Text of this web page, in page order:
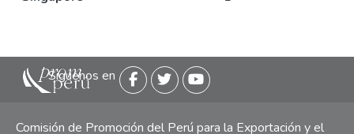
Siguenos en
Comisión de Promoción del Perú para la Exportación y el